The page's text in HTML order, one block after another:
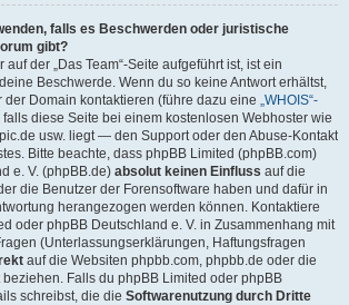
falls es Beschwerden oder juristische
gibt?
auf der „Das Team“-Seite aufgeführt ist, ist ein
Beschwerde. Wenn du so keine Antwort erhältst,
der Domain kontaktieren (führe dazu eine „WHOIS“-
diese Seite bei einem kostenlosen Webhoster wie
usw. liegt — den Support oder den Abuse-Kontakt
Bitte beachte, dass phpBB Limited (phpBB.com)
e. V. (phpBB.de) absolut keinen Einfluss auf die
die Benutzer der Forensoftware haben und dafür in
herangezogen werden können. Kontaktiere
oder phpBB Deutschland e. V. in Zusammenhang mit
(Unterlassungserklärungen, Haftungsfragen
auf die Websiten phpbb.com, phpbb.de oder die
Falls du phpBB Limited oder phpBB
schreibst, die die Softwarenutzung durch Dritte